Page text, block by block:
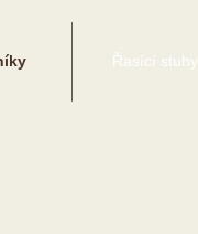
Řasící stuhy